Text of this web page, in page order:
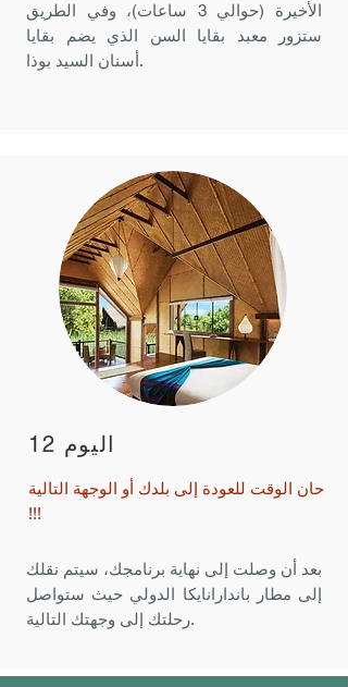
الأخيرة (حوالي 3 ساعات)، وفي الطريق
ستزور معبد بقايا السن الذي يضم بقايا
أسنان السيد بوذا.
اليوم 12
حان الوقت للعودة إلى بلدك أو الوجهة التالية
!!!
بعد أن وصلت إلى نهاية برنامجك، سيتم نقلك
إلى مطار باندارانايكا الدولي حيث ستواصل
رحلتك إلى وجهتك التالية.